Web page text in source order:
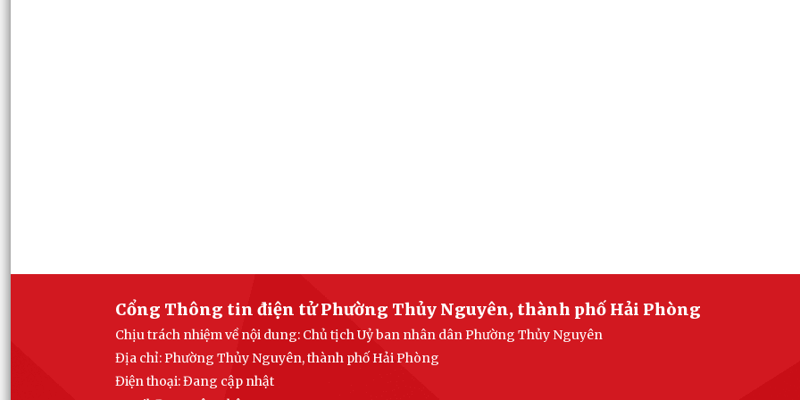
Cổng Thông tin điện tử Phường Thủy Nguyên, thành phố Hải Phòng
Chịu trách nhiệm về nội dung: Chủ tịch Uỷ ban nhân dân Phường Thủy Nguyên
Địa chỉ: Phường Thủy Nguyên, thành phố Hải Phòng
Điện thoại: Đang cập nhật